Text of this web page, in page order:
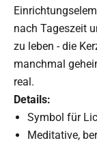
nach Tageszeit
zu leben - die
manchmal
real.
Details:
Symbol für
Meditative,